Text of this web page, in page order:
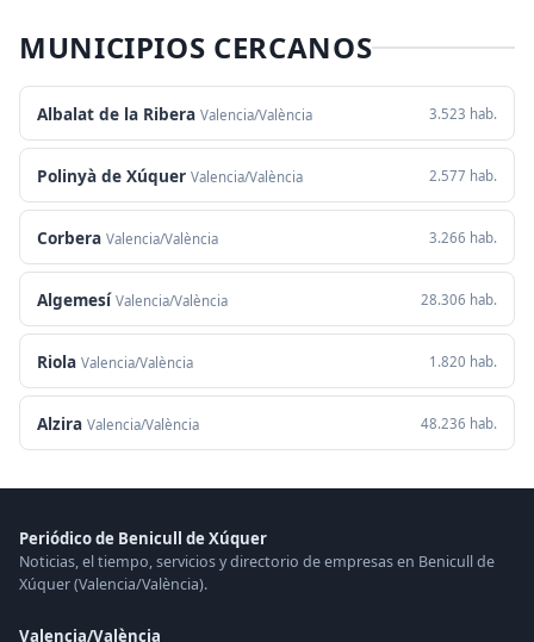
MUNICIPIOS CERCANOS
Albalat de la Ribera Valencia/València 3.523 hab.
Polinyà de Xúquer Valencia/València 2.577 hab.
Corbera Valencia/València 3.266 hab.
Algemesí Valencia/València 28.306 hab.
Riola Valencia/València 1.820 hab.
Alzira Valencia/València 48.236 hab.
Periódico de Benicull de Xúquer
Noticias, el tiempo, servicios y directorio de empresas en Benicull de
Xúquer (Valencia/València).
Valencia/València